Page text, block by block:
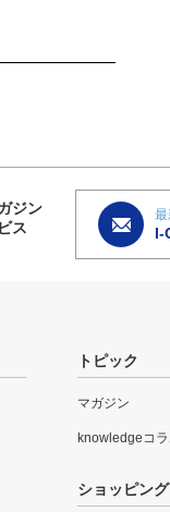
ジン
ス
最
I-
トピック
マガジン
knowledgeコ
ショッピング